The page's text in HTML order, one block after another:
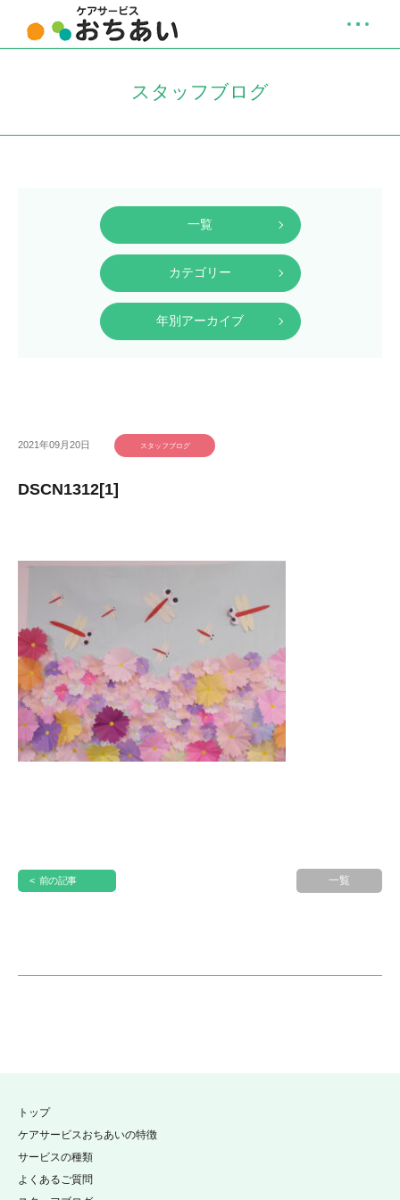
スタッフブログ
一覧
カテゴリー
年別アーカイブ
2021年09月20日 スタッフブログ
DSCN1312[1]
< 前の記事 一覧
トップ
ケアサービスおちあいの特徴
サービスの種類
よくあるご質問